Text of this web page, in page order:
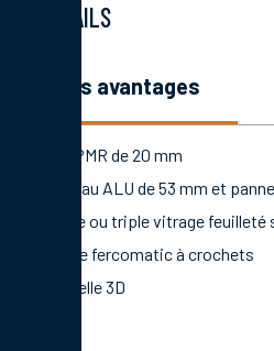
DÉTAILS
les avantages
Seuil PMR de 20 mm
Panneau ALU de 53 mm et
Double ou triple vitrage feuilleté
Serrure fercomatic à crochets
Paumelle 3D